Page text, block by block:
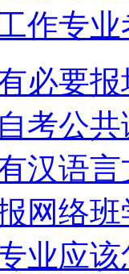
作专
必要
考公共
汉语
网络
业应